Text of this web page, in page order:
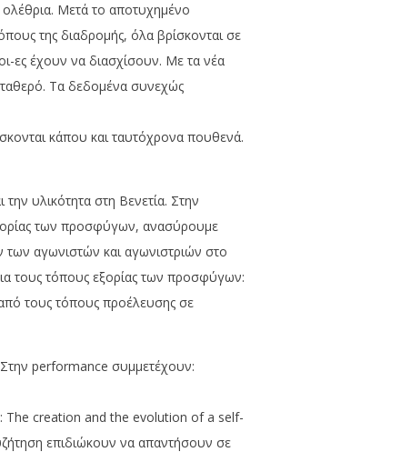
ολέθρια. Μετά το αποτυχημένο
της διαδρομής, όλα βρίσκονται σε
ες έχουν να διασχίσουν. Με τα νέα
Τα δεδομένα συνεχώς
κάπου και ταυτόχρονα πουθενά.
υλικότητα στη Βενετία. Στην
των προσφύγων, ανασύρουμε
των αγωνιστών και αγωνιστριών στο
τους τόπους εξορίας των προσφύγων:
τους τόπους προέλευσης σε
performance συμμετέχουν:
The creation and the evolution of a self-
επιδιώκουν να απαντήσουν σε